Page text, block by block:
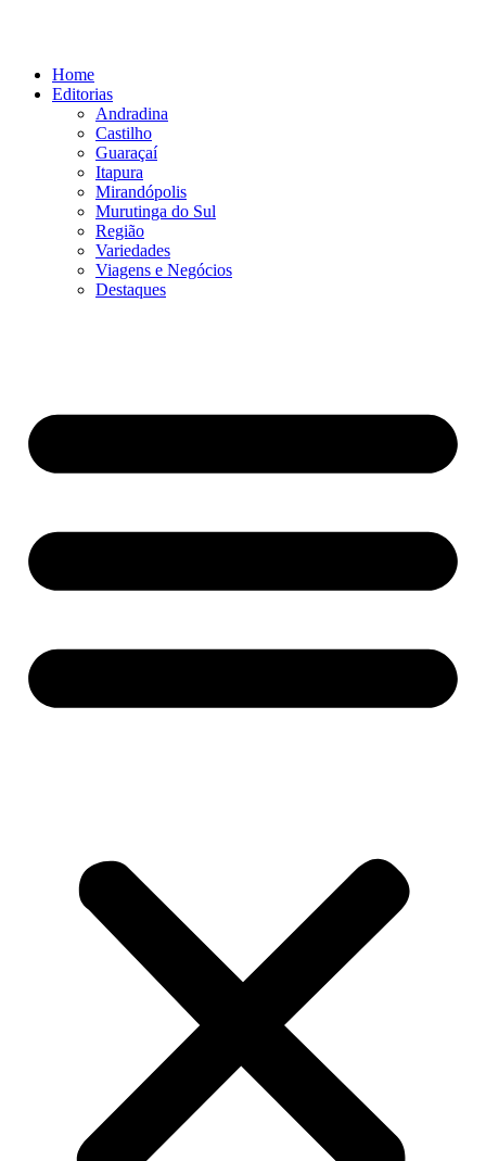
conteúdoHome
Editorias
Andradina
Castilho
Guaraçaí
Itapura
Mirandópolis
Murutinga do Sul
Região
Variedades
Viagens e Negócios
Destaques